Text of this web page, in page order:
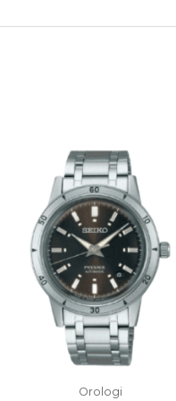
Orologi
Il
prezzo
originale
era:
590,00€.